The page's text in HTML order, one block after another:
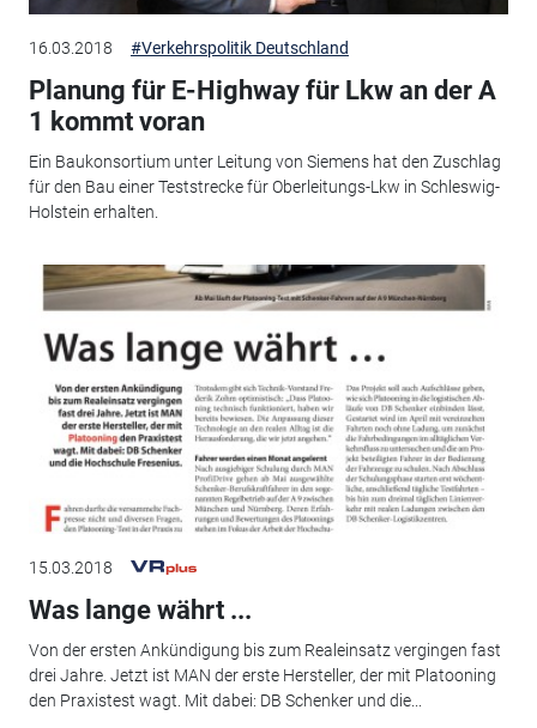
16.03.2018 #Verkehrspolitik Deutschland
Planung für E-Highway für Lkw an der A
1 kommt voran
Ein Baukonsortium unter Leitung von Siemens hat den Zuschlag
für den Bau einer Teststrecke für Oberleitungs-Lkw in Schleswig-
Holstein erhalten.
15.03.2018
Was lange währt ...
Von der ersten Ankündigung bis zum Realeinsatz vergingen fast
drei Jahre. Jetzt ist MAN der erste Hersteller, der mit Platooning
den Praxistest wagt. Mit dabei: DB Schenker und die...